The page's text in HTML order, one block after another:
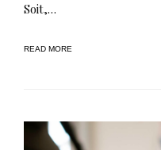
Soit,…
READ MORE